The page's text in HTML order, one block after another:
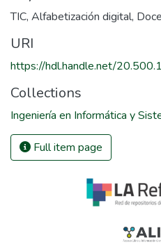
TIC, Alfabetización digital,
URI
https://hdl.handle.net/
Collections
Ingeniería en Informática y
Full item page